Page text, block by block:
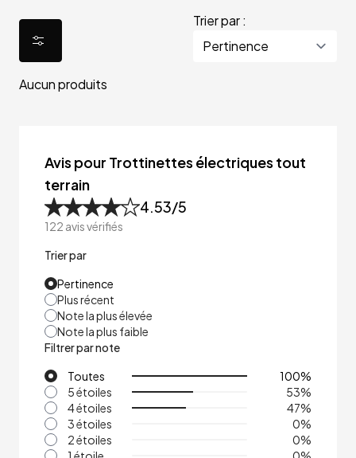
Trier par :
Aucun produits
Avis pour Trottinettes électriques tout
terrain
4.53/5
122 avis vérifiés
Trier par
Pertinence
Plus récent
Note la plus élevée
Note la plus faible
Filtrer par note
Toutes
100%
5 étoiles
53%
4 étoiles
47%
3 étoiles
0%
2 étoiles
0%